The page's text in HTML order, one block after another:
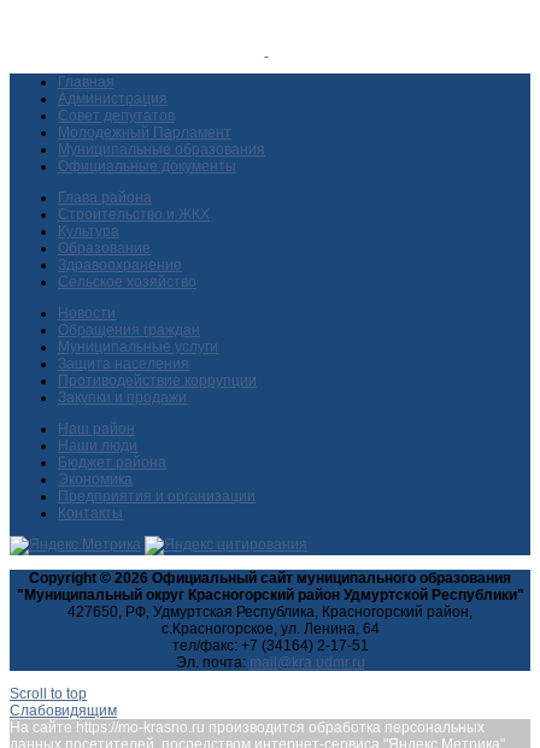
Главная
Администрация
Совет депутатов
Молодежный Парламент
Муниципальные образования
Официальные документы
Глава района
Строительство и ЖКХ
Культура
Образование
Здравоохранение
Сельское хозяйство
Новости
Обращения граждан
Муниципальные услуги
Защита населения
Противодействие коррупции
Закупки и продажи
Наш район
Наши люди
Бюджет района
Экономика
Предприятия и организации
Контакты
Copyright © 2026 Официальный сайт муниципального образования
"Муниципальный округ Красногорский район Удмуртской Республики"
427650, РФ, Удмуртская Республика, Красногорский район,
с.Красногорское, ул. Ленина, 64
тел/факс: +7 (34164) 2-17-51
Эл. почта:
Scroll to top
Слабовидящим
На сайте https://mo-krasno.ru производится обработка персональных
данных посетителей, посредством интернет-сервиса "Яндекс.Метрика",